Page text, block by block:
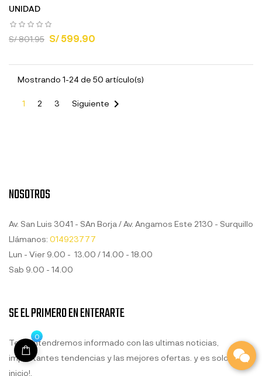
UNIDAD
S/ 801.95 S/ 599.90
Mostrando 1-24 de 50 artículo(s)
1 2 3 Siguiente 
NOSOTROS
Av. San Luis 3041 - SAn Borja / Av. Angamos Este 2130 - Surquillo
Llámanos: 014923777
Lun - Vier 9.00 - 13.00 / 14.00 - 18.00
Sab 9.00 - 14.00
SE EL PRIMERO EN ENTERARTE
Te mantendremos informado con las ultimas noticias,
impactantes tendencias y las mejores ofertas. y es solo el
inicio!.
0